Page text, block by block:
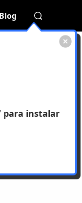
Blog
para instalar